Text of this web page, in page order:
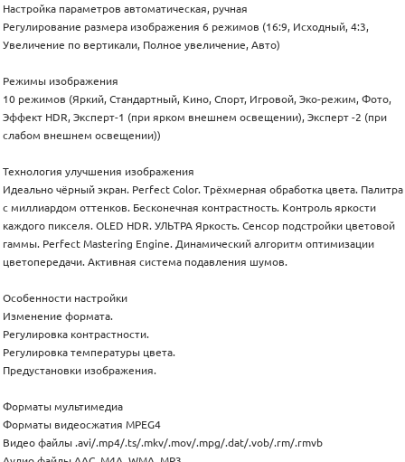
Настройка параметров автоматическая, ручная
Регулирование размера изображения 6 режимов (16:9, Исходный, 4:3,
Увеличение по вертикали, Полное увеличение, Авто)
Режимы изображения
10 режимов (Яркий, Стандартный, Кино, Спорт, Игровой, Эко-режим, Фото,
Эффект HDR, Эксперт-1 (при ярком внешнем освещении), Эксперт -2 (при
слабом внешнем освещении))
Технология улучшения изображения
Идеально чёрный экран. Perfect Color. Трёхмерная обработка цвета. Палитра
с миллиардом оттенков. Бесконечная контрастность. Контроль яркости
каждого пикселя. OLED HDR. УЛЬТРА Яркость. Сенсор подстройки цветовой
гаммы. Perfect Mastering Engine. Динамический алгоритм оптимизации
цветопередачи. Активная система подавления шумов.
Особенности настройки
Изменение формата.
Регулировка контрастности.
Регулировка температуры цвета.
Предустановки изображения.
Форматы мультимедиа
Форматы видеосжатия MPEG4
Видео файлы .avi/.mp4/.ts/.mkv/.mov/.mpg/.dat/.vob/.rm/.rmvb